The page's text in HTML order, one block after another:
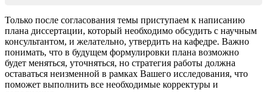
Только после согласования темы приступаем к написанию
плана диссертации, который необходимо обсудить с научным
консультантом, и желательно, утвердить на кафедре. Важно
понимать, что в будущем формулировки плана возможно
будет меняться, уточняться, но стратегия работы должна
оставаться неизменной в рамках Вашего исследования, что
поможет выполнить все необходимые корректуры и